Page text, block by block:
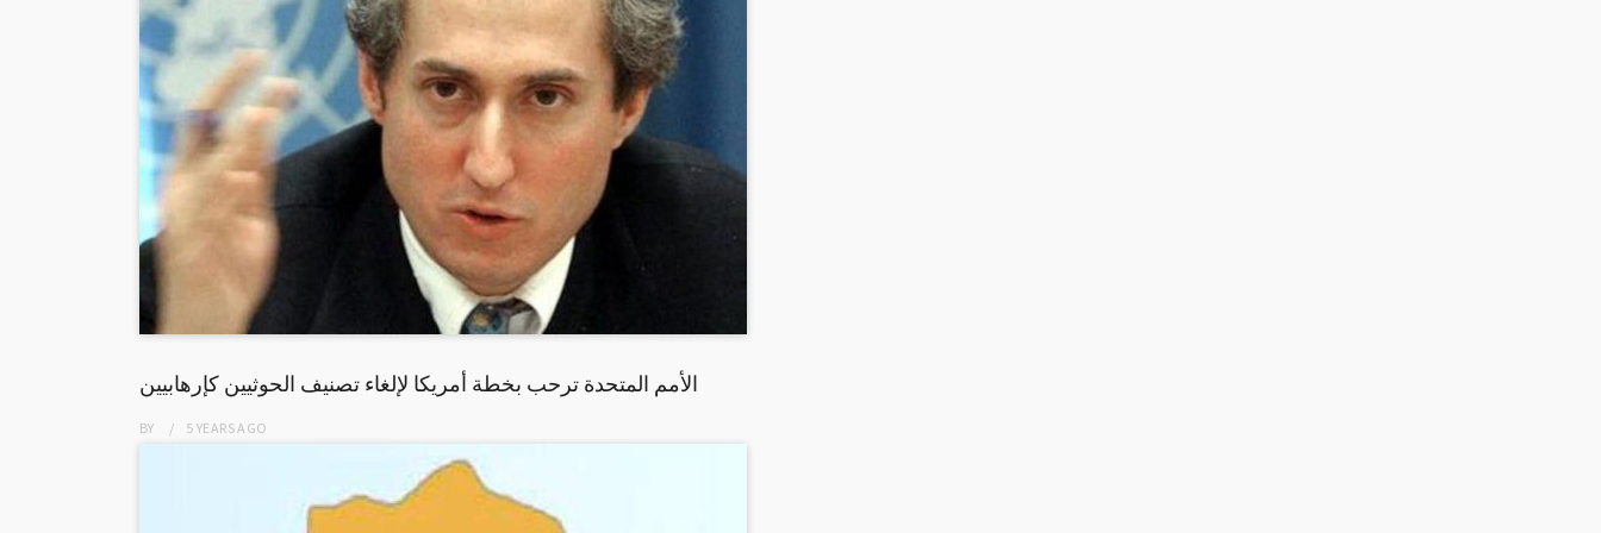
الأمم المتحدة ترحب بخطة أمريكا لإلغاء تصنيف الحوثيين كإرهابيين
BY 5 YEARSAGO